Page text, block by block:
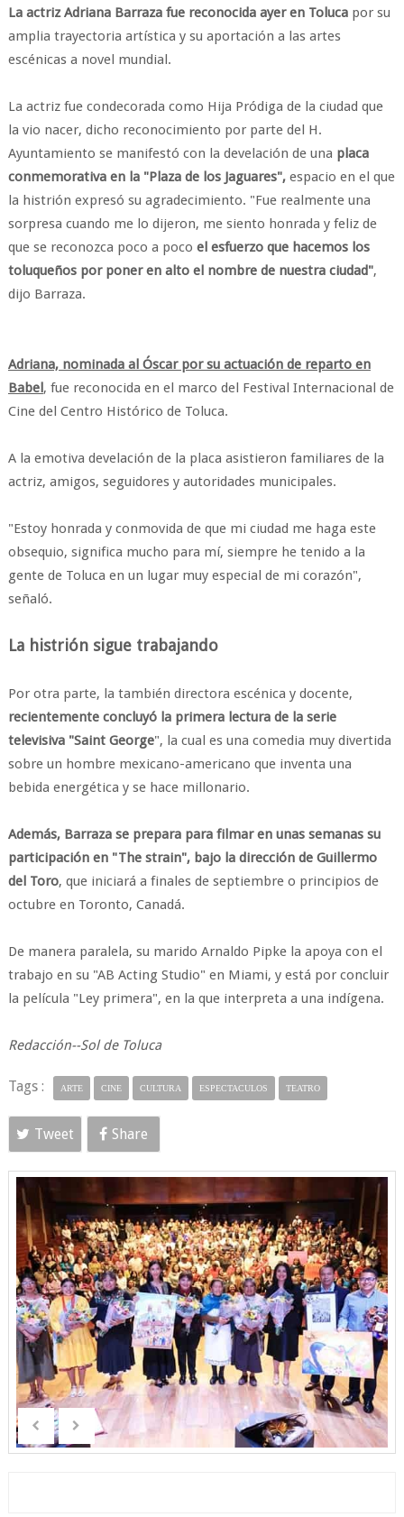
La actriz Adriana Barraza fue reconocida ayer en Tolucapor su
amplia trayectoria artística y su aportación a las artes
escénicas a novel mundial.
La actriz fue condecorada como Hija Pródiga de la ciudad que
la vio nacer, dicho reconocimiento por parte del H.
Ayuntamiento se manifestó con la develación de una placa
conmemorativa en la "Plaza de los Jaguares",espacio en el que
la histrión expresó su agradecimiento. "Fue realmente una
sorpresa cuando me lo dijeron, me siento honrada y feliz de
que se reconozca poco a poco el esfuerzo que hacemos los
toluqueños por poner en alto el nombre de nuestra ciudad",
dijo Barraza.
Adriana, nominada al Óscar por su actuación de reparto en
Babel, fue reconocida en el marco del Festival Internacional de
Cine del Centro Histórico de Toluca.
A la emotiva develación de la placa asistieron familiares de la
actriz, amigos, seguidores y autoridades municipales.
"Estoy honrada y conmovida de que mi ciudad me haga este
obsequio, significa mucho para mí, siempre he tenido a la
gente de Toluca en un lugar muy especial de mi corazón",
señaló.
La histrión sigue trabajando
Por otra parte, la también directora escénica y docente,
recientemente concluyó la primera lectura de la serie
televisiva "Saint George", la cual es una comedia muy divertida
sobre un hombre mexicano-americano que inventa una
bebida energética y se hace millonario.
Además, Barraza se prepara para filmar en unas semanas su
participación en "The strain", bajo la dirección de Guillermo
del Toro, que iniciará a finales de septiembre o principios de
octubre en Toronto, Canadá.
De manera paralela, su marido Arnaldo Pipke la apoya con el
trabajo en su "AB Acting Studio" en Miami, y está por concluir
la película "Ley primera", en la que interpreta a una indígena.
Redacción--Sol de Toluca
Tags : ARTE CINE CULTURA ESPECTACULOS TEATRO
Tweet Share